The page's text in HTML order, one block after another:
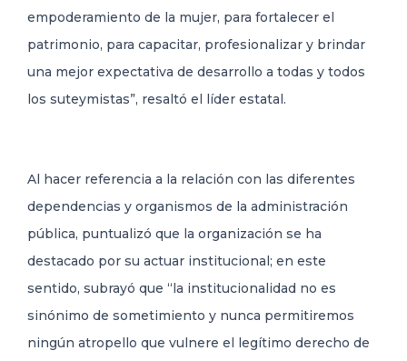
empoderamiento de la mujer, para fortalecer el
patrimonio, para capacitar, profesionalizar y brindar
una mejor expectativa de desarrollo a todas y todos
los suteymistas”, resaltó el líder estatal.
Al hacer referencia a la relación con las diferentes
dependencias y organismos de la administración
pública, puntualizó que la organización se ha
destacado por su actuar institucional; en este
sentido, subrayó que “la institucionalidad no es
sinónimo de sometimiento y nunca permitiremos
ningún atropello que vulnere el legítimo derecho de